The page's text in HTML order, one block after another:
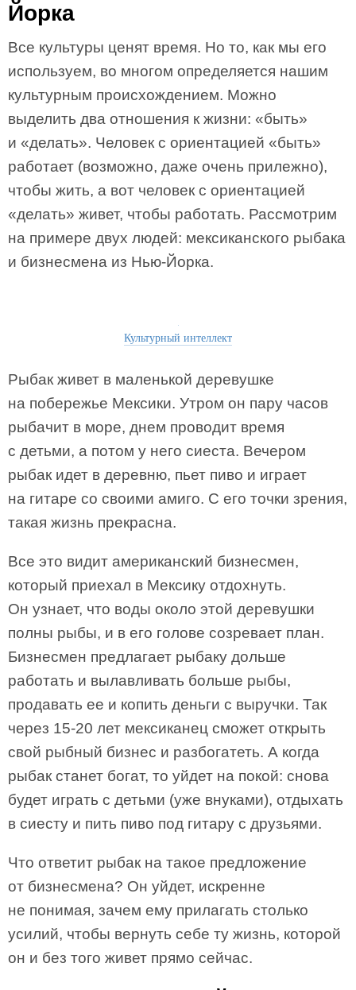
Йорка
Все культуры ценят время. Но то, как мы его
используем, во многом определяется нашим
культурным происхождением. Можно
выделить два отношения к жизни: «быть»
и «делать». Человек с ориентацией «быть»
работает (возможно, даже очень прилежно),
чтобы жить, а вот человек с ориентацией
«делать» живет, чтобы работать. Рассмотрим
на примере двух людей: мексиканского рыбака
и бизнесмена из Нью-Йорка.
Культурный интеллект
Рыбак живет в маленькой деревушке
на побережье Мексики. Утром он пару часов
рыбачит в море, днем проводит время
с детьми, а потом у него сиеста. Вечером
рыбак идет в деревню, пьет пиво и играет
на гитаре со своими амиго. С его точки зрения,
такая жизнь прекрасна.
Все это видит американский бизнесмен,
который приехал в Мексику отдохнуть.
Он узнает, что воды около этой деревушки
полны рыбы, и в его голове созревает план.
Бизнесмен предлагает рыбаку дольше
работать и вылавливать больше рыбы,
продавать ее и копить деньги с выручки. Так
через 15-20 лет мексиканец сможет открыть
свой рыбный бизнес и разбогатеть. А когда
рыбак станет богат, то уйдет на покой: снова
будет играть с детьми (уже внуками), отдыхать
в сиесту и пить пиво под гитару с друзьями.
Что ответит рыбак на такое предложение
от бизнесмена? Он уйдет, искренне
не понимая, зачем ему прилагать столько
усилий, чтобы вернуть себе ту жизнь, которой
он и без того живет прямо сейчас.